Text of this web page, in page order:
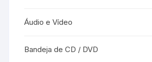
Áudio e Vídeo
Bandeja de CD / DVD